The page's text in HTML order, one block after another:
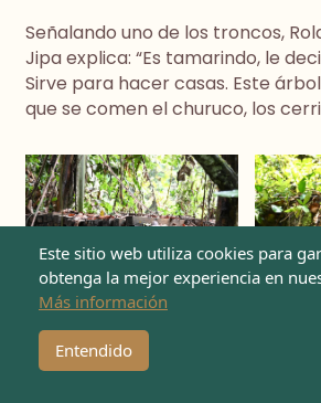
Señalando uno de los troncos,
Jipa explica: “Es tamarindo, le
Sirve para hacer casas. Este
que se comen el churuco, los
Este sitio web utiliza cookies para
obtenga la mejor experiencia en
Más información
Entendido